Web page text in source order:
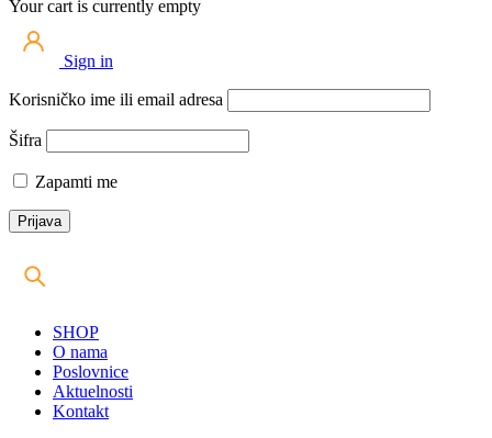
Your cart is currently empty
Sign in
Korisničko ime ili email adresa
Šifra
Zapamti me
SHOP
O nama
Poslovnice
Aktuelnosti
Kontakt